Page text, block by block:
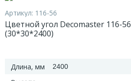
Артикул: 116-56
Цветной угол Decomaster 116-56
(30*30*2400)
Длина, мм 2400